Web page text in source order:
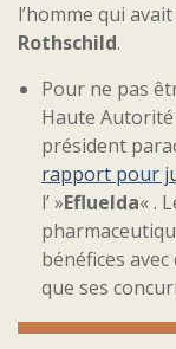
l’homme qui
Rothschild.
Pour ne pas
Haute Autorité
président
rapport pour
l’ »Efluelda« .
bénéfices
que ses